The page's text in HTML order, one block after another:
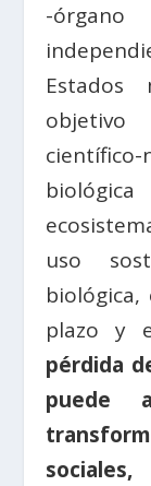
-
Estados
uso
plazo y
pérdida
puede